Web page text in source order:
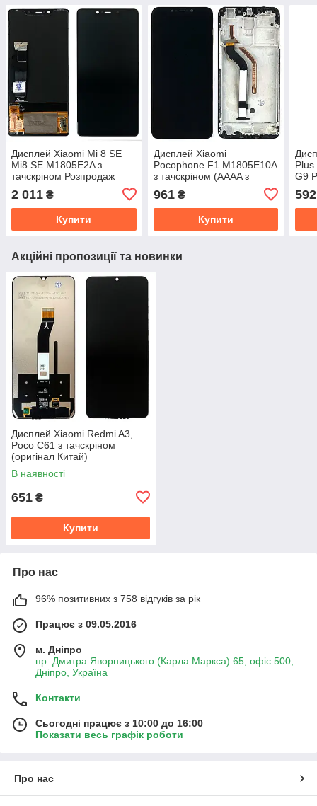
Дисплей Xiaomi Mi 8 SE
Mi8 SE M1805E2A з
тачскріном Розпродаж
2 011 ₴
Купити
Дисплей Xiaomi
Pocophone F1 M1805E10A
з тачскріном (AAAA з
961₴
Купити
G9
592
Акційні пропозиції та новинки
Дисплей Xiaomi Redmi A3,
Poco C61 з тачскріном
(оригінал Китай)
В наявності
651 ₴
Купити
Про нас
96% позитивних з 758 відгуків за рік
Працює з 09.05.2016
м. Дніпро
пр. Дмитра Яворницького (Карла Маркса) 65, офіс 500,
Дніпро, Україна
Контакти
Сьогодні працює з 10:00 до 16:00
Показати весь графік роботи
Про нас